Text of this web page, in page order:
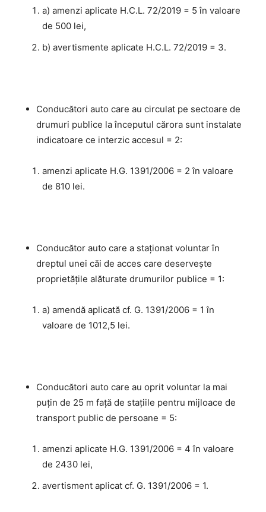
a) amenzi aplicate H.C.L. 72/2019 = 5 în valoare
de 500 lei,
b) avertismente aplicate H.C.L. 72/2019 = 3.
Conducători auto care au circulat pe sectoare de
drumuri publice la începutul cărora sunt instalate
indicatoare ce interzic accesul = 2:
amenzi aplicate H.G. 1391/2006 = 2 în valoare
de 810 lei.
Conducător auto care a staţionat voluntar în
dreptul unei căi de acces care deservește
proprietăţile alăturate drumurilor publice = 1:
a) amendă aplicată cf. G. 1391/2006 = 1 în
valoare de 1012,5 lei.
Conducători auto care au oprit voluntar la mai
puţin de 25 m faţă de staţiile pentru mijloace de
transport public de persoane = 5:
amenzi aplicate H.G. 1391/2006 = 4 în valoare
de 2430 lei,
avertisment aplicat cf. G. 1391/2006 = 1.